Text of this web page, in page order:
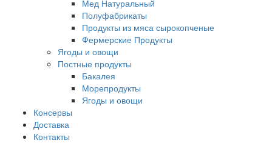
Мед Натуральный
Полуфабрикаты
Продукты из мяса сырокопченые
Фермерские Продукты
Ягоды и овощи
Постные продукты
Бакалея
Морепродукты
Ягоды и овощи
Консервы
Доставка
Контакты